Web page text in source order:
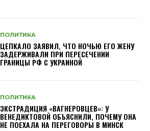
ПОЛИТИКА
ЦЕПКАЛО ЗАЯВИЛ, ЧТО НОЧЬЮ ЕГО ЖЕНУ
ЗАДЕРЖИВАЛИ ПРИ ПЕРЕСЕЧЕНИИ
ГРАНИЦЫ РФ С УКРАИНОЙ
ПОЛИТИКА
ЭКСТРАДИЦИЯ «ВАГНЕРОВЦЕВ»: У
ВЕНЕДИКТОВОЙ ОБЪЯСНИЛИ, ПОЧЕМУ ОНА
НЕ ПОЕХАЛА НА ПЕРЕГОВОРЫ В МИНСК